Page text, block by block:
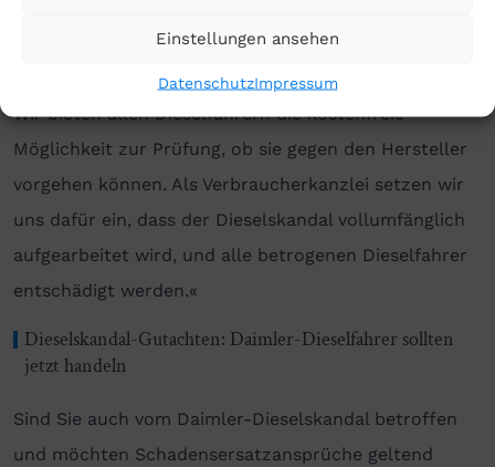
Einstellungen ansehen
DatenschutzImpressum
mangelbehafteten Fahrzeug herumfahren und
Schadensersatzansprüche geltend machen können.
Wir bieten allen Dieselfahrern die kostenfreie
Möglichkeit zur Prüfung, ob sie gegen den Hersteller
vorgehen können. Als Verbraucherkanzlei setzen wir
uns dafür ein, dass der Dieselskandal vollumfänglich
aufgearbeitet wird, und alle betrogenen Dieselfahrer
entschädigt werden.«
Dieselskandal-Gutachten: Daimler-Dieselfahrer sollten
jetzt handeln
Sind Sie auch vom Daimler-Dieselskandal betroffen
und möchten Schadensersatzansprüche geltend